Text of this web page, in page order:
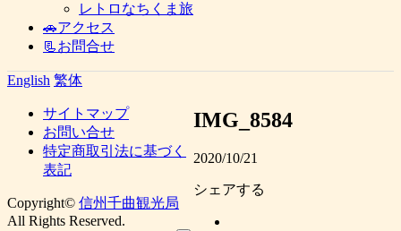
レトロなちくま旅
🚗アクセス
📃お問合せ
English 繁体
IMG_8584
2020/10/21
シェアする
サイトマップ
お問い合せ
特定商取引法に基づく
表記
Copyright© 信州千曲観光局
All Rights Reserved.